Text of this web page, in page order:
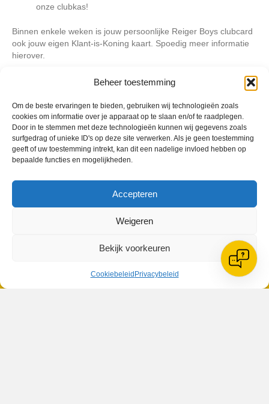
Beheer toestemming
Om de beste ervaringen te bieden, gebruiken wij technologieën zoals
cookies om informatie over je apparaat op te slaan en/of te raadplegen.
Door in te stemmen met deze technologieën kunnen wij gegevens zoals
surfgedrag of unieke ID's op deze site verwerken. Als je geen toestemming
geeft of uw toestemming intrekt, kan dit een nadelige invloed hebben op
bepaalde functies en mogelijkheden.
Accepteren
Weigeren
Bekijk voorkeuren
Cookiebeleid Privacybeleid
onze clubkas!
Binnen enkele weken is jouw persoonlijke Reiger Boys clubcard
ook jouw eigen Klant-is-Koning kaart. Spoedig meer informatie
hierover.
Geplaatst inBerichten seizoen 2021-2022